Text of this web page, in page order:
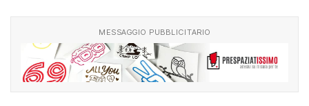
MESSAGGIO PUBBLICITARIO